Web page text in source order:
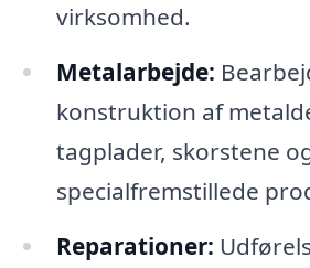
virksomhed.
Metalarbejde:
konstruktion af
tagplader, skorstene
specialfremstillede
Reparationer: